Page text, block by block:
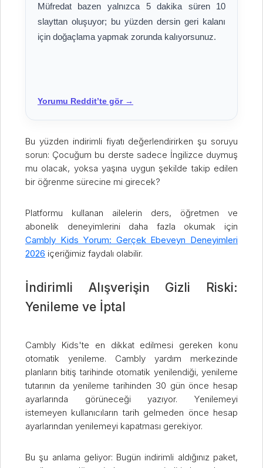
Müfredat bazen yalnızca 5 dakika süren 10
slayttan oluşuyor; bu yüzden dersin geri kalanı
Bu yüzden indirimli fiyatı değerlendirirken şu soruyu
sorun: Çocuğum bu derste sadece İngilizce duymuş
mu olacak, yoksa yaşına uygun şekilde takip edilen
bir öğrenme sürecine mi girecek?
Platformu kullanan ailelerin ders, öğretmen ve
abonelik deneyimlerini daha fazla okumak için
Cambly Kids Yorum: Gerçek Ebeveyn Deneyimleri
2026 içeriğimiz faydalı olabilir.
İndirimli Alışverişin Gizli Riski:
Yenileme ve İptal
Cambly Kids'te en dikkat edilmesi gereken konu
otomatik yenileme. Cambly yardım merkezinde
planların bitiş tarihinde otomatik yenilendiği, yenileme
tutarının da yenileme tarihinden 30 gün önce hesap
ayarlarında görüneceği yazıyor. Yenilemeyi
istemeyen kullanıcıların tarih gelmeden önce hesap
ayarlarından yenilemeyi kapatması gerekiyor.
Bu şu anlama geliyor: Bugün indirimli aldığınız paket,